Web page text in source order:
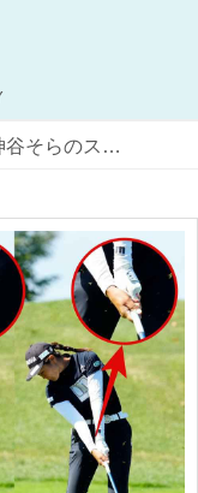
ツアー2勝目、神谷そらのスウィングをプロが解説。圧倒的飛距離と方向性の良さを生む"体幹"と"手元"の動きとは？【勝者のスウィング】